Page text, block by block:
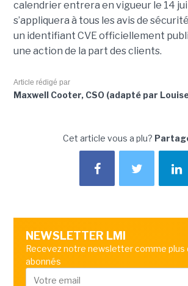
calendrier entrera en vigueur le 14
s’appliquera à tous les avis de
un identifiant CVE officiellement
une action de la part des clients.
Article rédigé par
Maxwell Cooter, CSO (adapté par
Cet article vous a plu?
NEWSLETTER LMI
Recevez notre newsletter comme
abonnés